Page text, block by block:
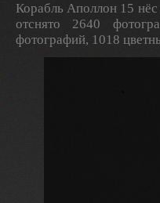
Корабль Аполлон 15
отснято 2640
фотографий, 1018